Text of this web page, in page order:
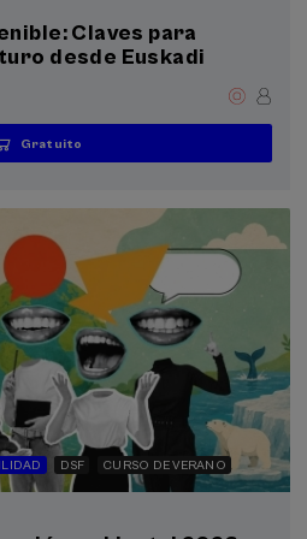
Claves para
desde Euskadi
...
Gratuito
Últimas
plazas
Gratuito
Fecha
pasada
Lista
de
Plazo
de
DSF CURSO DE VERANO